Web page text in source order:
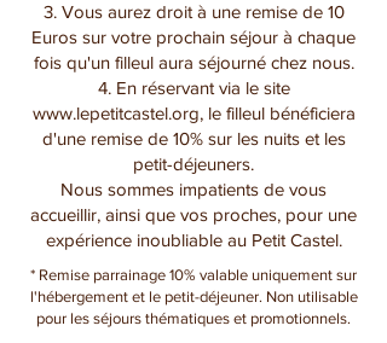
3. Vous aurez droit à une remise de 10
Euros sur votre prochain séjour à chaque
fois qu'un filleul aura séjourné chez nous.
4. En réservant via le site
www.lepetitcastel.org, le filleul bénéficiera
d'une remise de 10% sur les nuits et les
petit-déjeuners.
Nous sommes impatients de vous
accueillir, ainsi que vos proches, pour une
expérience inoubliable au Petit Castel.
* Remise parrainage 10% valable uniquement sur
l'hébergement et le petit-déjeuner. Non utilisable
pour les séjours thématiques et promotionnels.